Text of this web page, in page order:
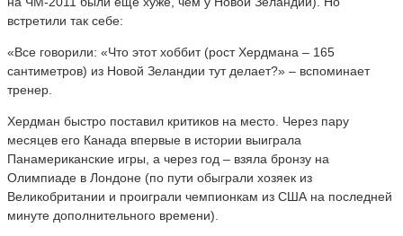
встретили так себе:
«Все говорили: «Что этот хоббит (рост Хердмана – 165
сантиметров) из Новой Зеландии тут делает?» – вспоминает
тренер.
Хердман быстро поставил критиков на место. Через пару
месяцев его Канада впервые в истории выиграла
Панамериканские игры, а через год – взяла бронзу на
Олимпиаде в Лондоне (по пути обыграли хозяек из
Великобритании и проиграли чемпионкам из США на последней
минуте дополнительного времени).